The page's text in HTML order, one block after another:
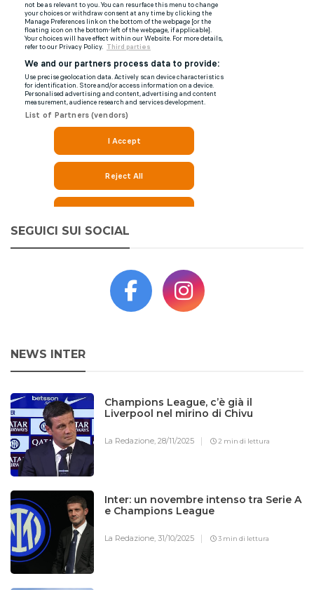
SEGUICI SUI SOCIAL
NEWS INTER
Champions League, c’è già il
Liverpool nel mirino di Chivu
La Redazione,28/11/2025 2 min di lettura
Inter: un novembre intenso tra Serie A
e Champions League
La Redazione,31/10/2025 3 min di lettura